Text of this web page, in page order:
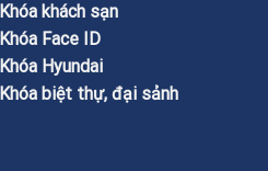
Khóa khách sạn
Khóa Face ID
Khóa Hyundai
Khóa biệt thự, đại sảnh